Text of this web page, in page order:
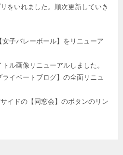
をいれました。順次更新していき
子バレーボール】をリニューア
ル画像リニューアルしました。
イベートブログ】の全面リニュ
イドの【同窓会】のボタンのリン